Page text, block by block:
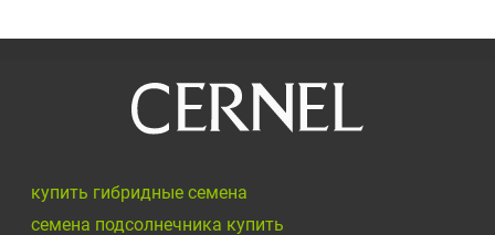
купить гибридные семена
семена подсолнечника купить